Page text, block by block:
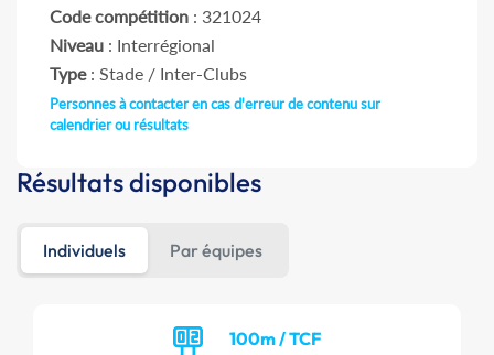
Code compétition : 321024
Niveau : Interrégional
Type: Stade / Inter-Clubs
Personnes à contacter en cas d'erreur de contenu sur
calendrier ou résultats
Résultats disponibles
Individuels Par équipes
100m / TCF